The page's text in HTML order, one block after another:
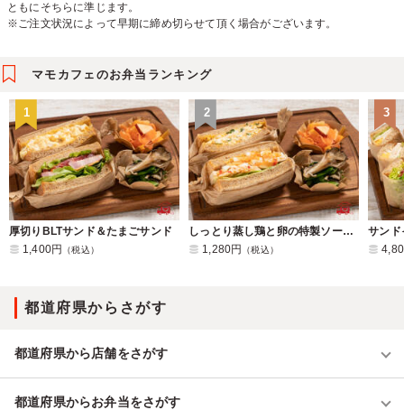
ともにそちらに準じます。
※ご注文状況によって早期に締め切らせて頂く場合がございます。
マモカフェのお弁当ランキング
1
厚切りBLTサンド＆たまごサンド
1,400円
（税込）
2
しっとり蒸し鶏と卵の特製ソースサンド＆大葉香る和風たまごサンド
1,280円
（税込）
3
サンド
都道府県からさがす
都道府県から店舗をさがす
都道府県からお弁当をさがす